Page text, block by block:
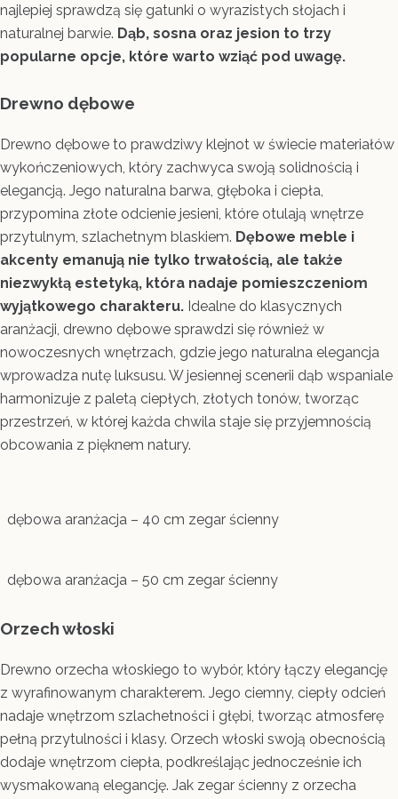
najlepiej sprawdzą się gatunki o wyrazistych słojach i
naturalnej barwie. Dąb, sosna oraz jesion to trzy
popularne opcje, które warto wziąć pod uwagę.
Drewno dębowe
Drewno dębowe to prawdziwy klejnot w świecie materiałów
wykończeniowych, który zachwyca swoją solidnością i
elegancją. Jego naturalna barwa, głęboka i ciepła,
przypomina złote odcienie jesieni, które otulają wnętrze
przytulnym, szlachetnym blaskiem. Dębowe meble i
akcenty emanują nie tylko trwałością, ale także
niezwykłą estetyką, która nadaje pomieszczeniom
wyjątkowego charakteru. Idealne do klasycznych
aranżacji, drewno dębowe sprawdzi się również w
nowoczesnych wnętrzach, gdzie jego naturalna elegancja
wprowadza nutę luksusu. W jesiennej scenerii dąb wspaniale
harmonizuje z paletą ciepłych, złotych tonów, tworząc
przestrzeń, w której każda chwila staje się przyjemnością
obcowania z pięknem natury.
dębowa aranżacja – 40 cm zegar ścienny
dębowa aranżacja – 50 cm zegar ścienny
Orzech włoski
Drewno orzecha włoskiego to wybór, który łączy elegancję
z wyrafinowanym charakterem. Jego ciemny, ciepły odcień
nadaje wnętrzom szlachetności i głębi, tworząc atmosferę
pełną przytulności i klasy. Orzech włoski swoją obecnością
dodaje wnętrzom ciepła, podkreślając jednocześnie ich
wysmakowaną elegancję. Jak zegar ścienny z orzecha